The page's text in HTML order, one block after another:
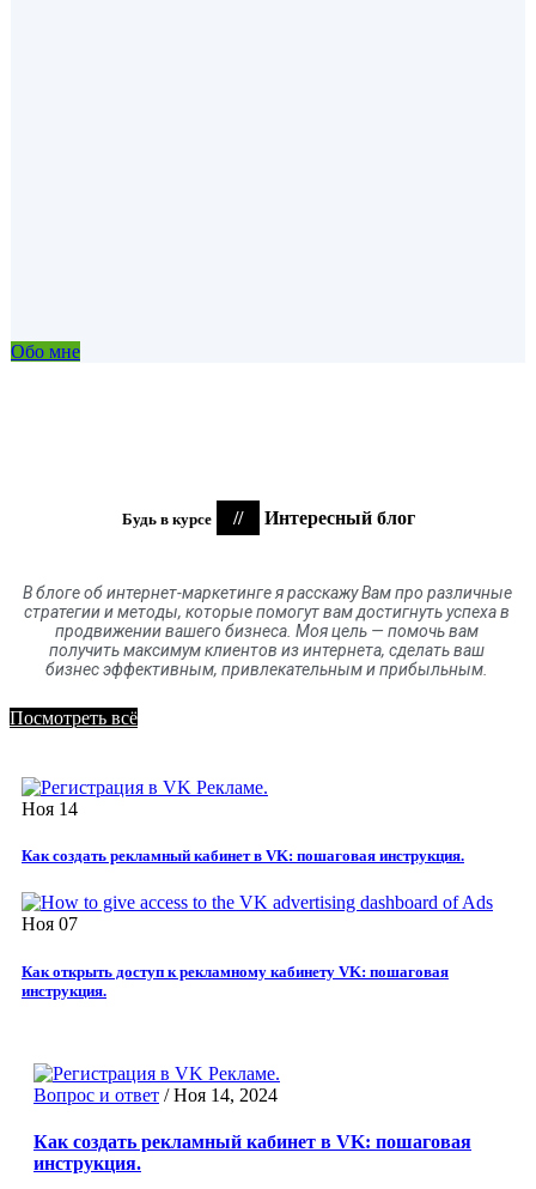
Обо мне
Будь в курсе // Интересный блог
В блогеобинтернет-маркетинге я расскажу Вам про различные
стратегии и методы, которые помогут вам достигнуть успеха в
продвижении вашего бизнеса. Моя цель — помочь вам
получить максимум клиентовизинтернета, сделать ваш
бизнес эффективным, привлекательным и прибыльным.
Посмотреть всё
Ноя 14
Как создать рекламный кабинет в VK: пошаговая инструкция.
Ноя 07
Как открыть доступ к рекламному кабинету VK: пошаговая
инструкция.
Вопрос и ответ /Ноя 14, 2024
Как создать рекламный кабинет в VK: пошаговая
инструкция.